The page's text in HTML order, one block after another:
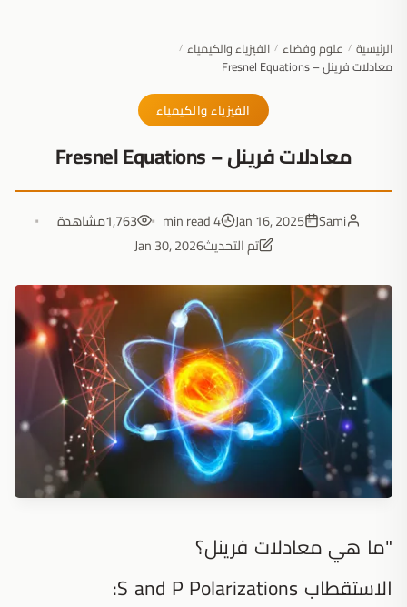
الرئيسية / علوم وفضاء / الفيزياء والكيمياء /
معادلات فرينل – Fresnel Equations
الفيزياء والكيمياء
معادلات فرينل – Fresnel Equations
Sami
Jan 16, 2025
4 min read
1,763مشاهدة
تم التحديثJan 30, 2026
"ما هي معادلات فرينل؟
الاستقطاب S and P Polarizations: